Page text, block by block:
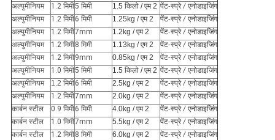
अल्युमीनियम 1.2 मिमी5 मिमी 1.5 किलो / एम 2 पेंट-स्प्रे / एनोडाइजिंग
अल्युमीनियम 1.2 मिमी6 मिमी 1.25kg / एम 2 पेंट-स्प्रे / एनोडाइजिंग
अल्युमीनियम 1.2 मिमी7mm 1.2kg / एम 2 पेंट-स्प्रे / एनोडाइजिंग
अल्युमीनियम 1.2 मिमी8 मिमी 1.13kg / एम 2 पेंट-स्प्रे / एनोडाइजिंग
अल्युमीनियम 1.2 मिमी9mm 0.85kg / एम 2 पेंट-स्प्रे / एनोडाइजिंग
अल्युमीनियम 1.0 मिमी5 मिमी 1.5 किलो / एम 2 पेंट-स्प्रे / एनोडाइजिंग
अल्युमीनियम 1.2 मिमी6 मिमी 2.5kg / एम 2 पेंट-स्प्रे / एनोडाइजिंग
अल्युमीनियम 1.2 मिमी7mm 2.0kg / एम 2 पेंट-स्प्रे / एनोडाइजिंग
कार्बन स्टील 0.9 मिमी6 मिमी 4.0kg / एम 2 पेंट-स्प्रे / एनोडाइजिंग
कार्बन स्टील 1.0 मिमी7mm 5.5kg / एम 2 पेंट-स्प्रे / एनोडाइजिंग
कार्बन स्टील 1.2 मिमी8 मिमी 6.0kg / एम 2 पेंट-स्प्रे / एनोडाइजिंग